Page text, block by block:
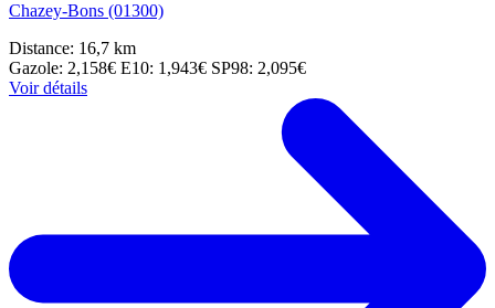
Chazey-Bons (01300)
Distance: 16,7 km
Gazole: 2,158€ E10: 1,943€ SP98: 2,095€
Voir détails